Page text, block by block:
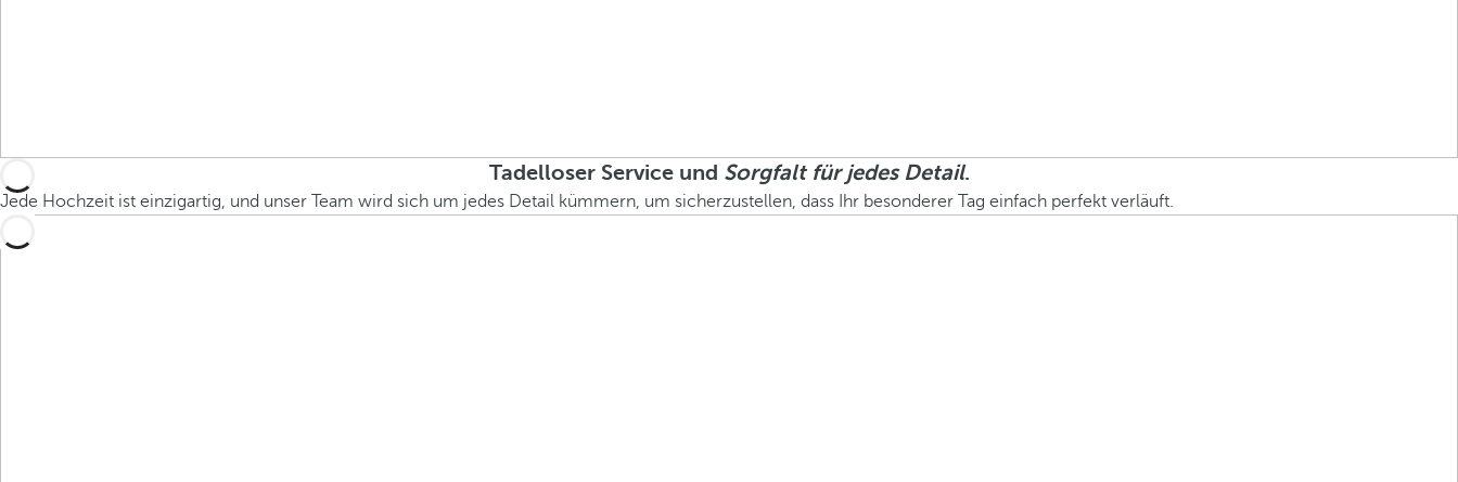
Tadelloser Service und Sorgfalt für jedes Detail.
Jede Hochzeit ist einzigartig, und unser Team wird sich um jedes Detail kümmern, um sicherzustellen, dass Ihr besonderer Tag einfach perfekt verläuft.